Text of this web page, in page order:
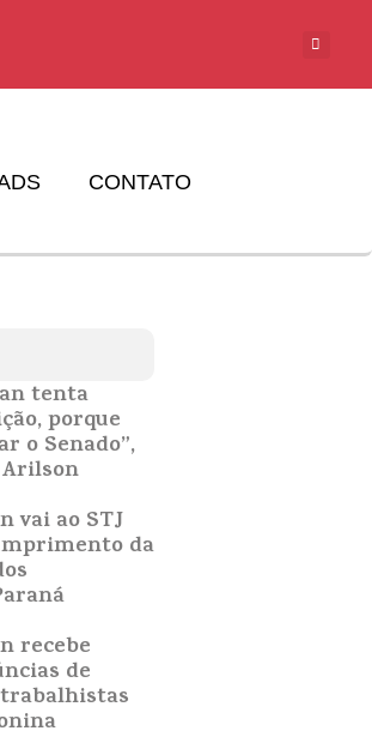
CONTATO
tenta
porque
o Senado”,
vai ao STJ
da
recebe
de